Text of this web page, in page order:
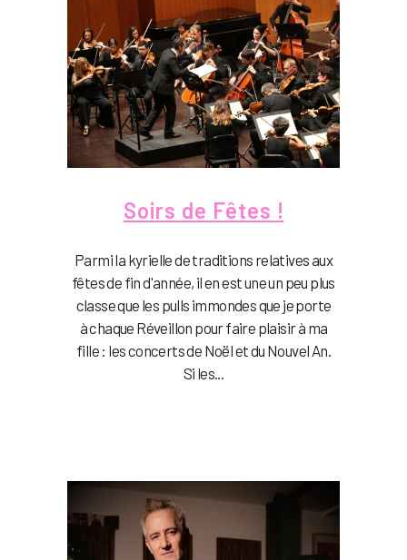
Soirs de Fêtes !
Parmi la kyrielle de traditions relatives aux
fêtes de fin d'année, il en est une un peu plus
classe que les pulls immondes que je porte
à chaque Réveillon pour faire plaisir à ma
fille : les concerts de Noël et du Nouvel An.
Si les...